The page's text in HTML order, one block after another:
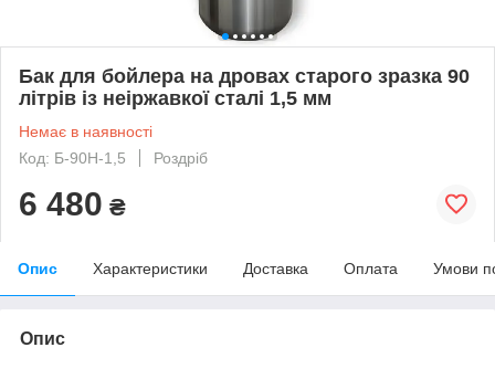
Бак для бойлера на дровах старого зразка 90
літрів із неіржавкої сталі 1,5 мм
Немає в наявності
Код: Б-90Н-1,5
Роздріб
6 480 ₴
Опис Характеристики Доставка Оплата Умови
Опис